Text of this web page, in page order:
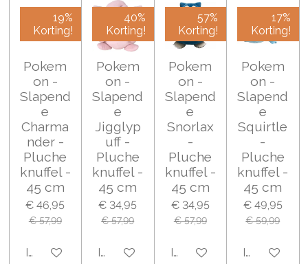
19%
Korting!
Pokem
on -
Slapend
e
Charma
nder -
Pluche
knuffel -
45 cm
€ 46,95
€ 57,99
In winkelwagen
40%
Korting!
Pokem
on -
Slapend
e
Jigglyp
uff -
Pluche
knuffel -
45 cm
€ 34,95
€ 57,99
In winkelwagen
57%
Korting!
Pokem
on -
Slapend
e
Snorlax
-
Pluche
knuffel -
45 cm
€ 34,95
€ 57,99
In winkelwagen
17%
Korting!
Pokem
on -
Slapend
e
Squirtle
-
Pluche
knuffel -
45 cm
€ 49,95
€ 59,99
In